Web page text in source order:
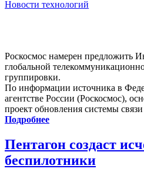
Новости технологий
Роскосмос намерен предложить
глобальной
группировки.
По информации источника в
агентстве России (Роскосмос),
проект обновления системы связи
Подробнее
Пентагон создаст
беспилотники